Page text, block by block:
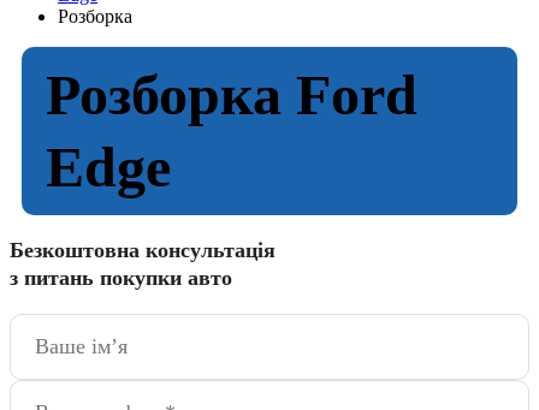
Розборка
Розборка Ford
Edge
Безкоштовна консультація
з питань покупки авто